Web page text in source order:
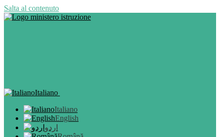
Salta al contenuto
Italiano
Italiano
English
اردو